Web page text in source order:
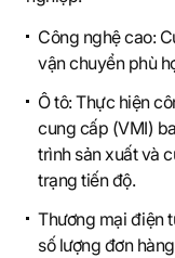
Công nghệ cao:
vận chuyển phù
Ô tô: Thực hiện
cung cấp (VMI)
trình sản xuất và
trạng tiến độ.
Thương mại điện
số lượng đơn